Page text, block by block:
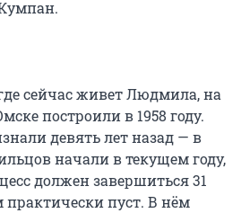
сейчас живет Людмила, на
построили в 1958 году.
девять лет назад — в
начали в текущем году,
должен завершиться 31
практически пуст. В нём